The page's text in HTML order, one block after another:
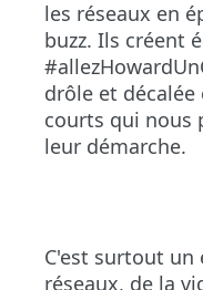
les réseaux en
buzz. Ils créent
drôle et décalée
courts qui nous
leur démarche.
C'est surtout un
réseaux, de la